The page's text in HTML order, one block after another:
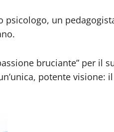
psicologo, un
bruciante” per il
potente visione: